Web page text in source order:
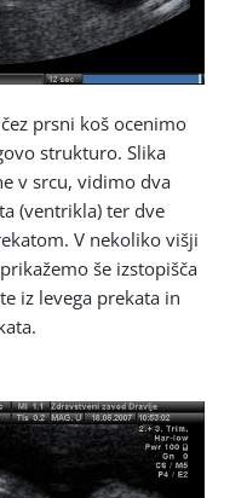
prsni koš ocenimo
strukturo. Slika
v srcu, vidimo dva
(ventrikla) ter dve
V nekoliko višji
še izstopišča
iz levega prekata in